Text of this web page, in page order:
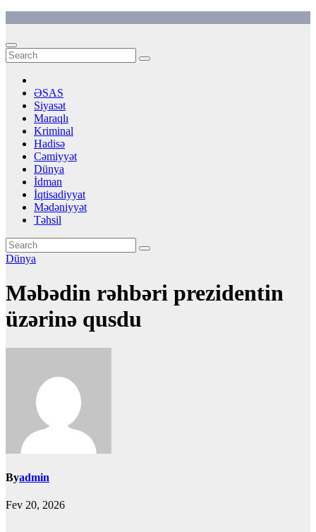
content
ƏSAS
Siyasət
Maraqlı
Kriminal
Hadisə
Cəmiyyət
Dünya
İdman
İqtisadiyyat
Mədəniyyət
Təhsil
Dünya
Məbədin rəhbəri prezidentin
üzərinə qusdu
Byadmin
Fev 20, 2026